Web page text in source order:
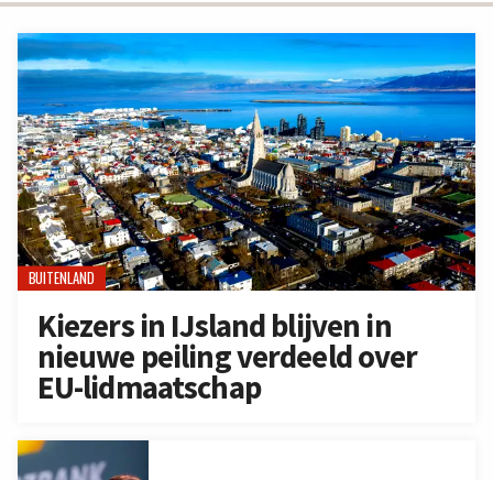
BUITENLAND
Kiezers in IJsland blijven in
nieuwe peiling verdeeld over
EU-lidmaatschap